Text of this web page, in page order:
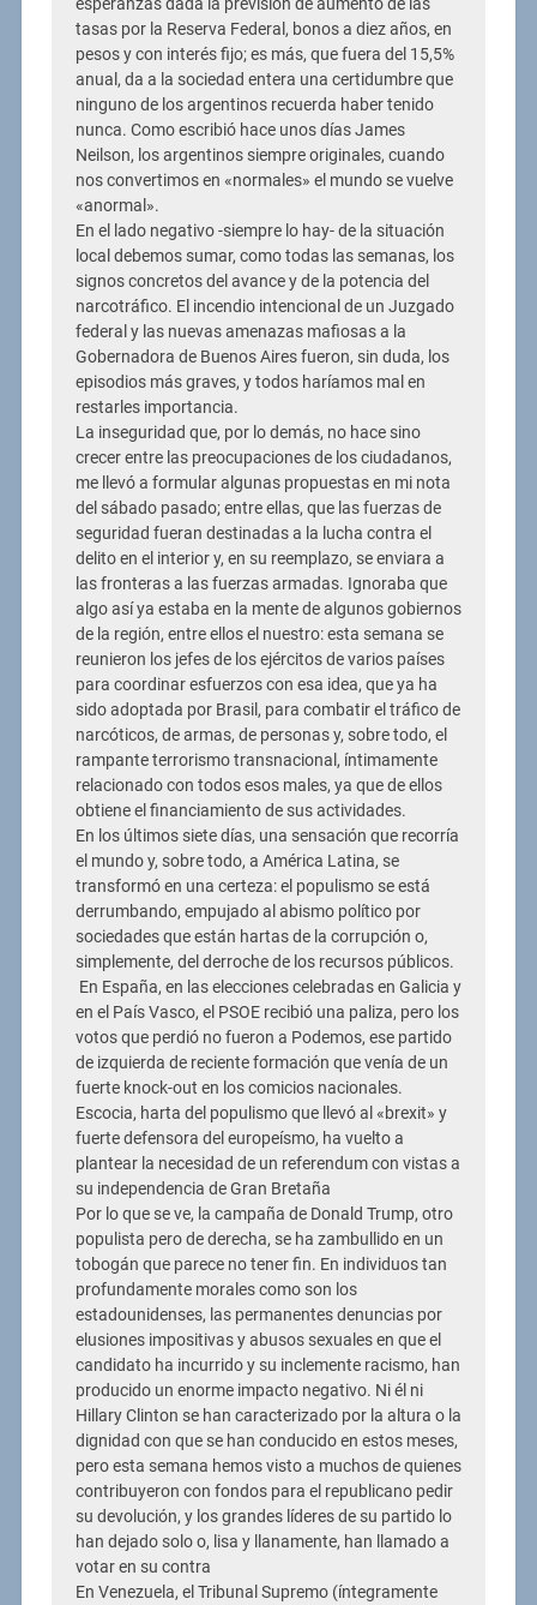
tasas por la Reserva Federal, bonos a diez años, en
pesos y con interés fijo; es más, que fuera del 15,5%
anual, da a la sociedad entera una certidumbre que
ninguno de los argentinos recuerda haber tenido
nunca. Como escribió hace unos días James
Neilson, los argentinos siempre originales, cuando
nos convertimos en «normales» el mundo se vuelve
«anormal».
En el lado negativo -siempre lo hay- de la situación
local debemos sumar, como todas las semanas, los
signos concretos del avance y de la potencia del
narcotráfico. El incendio intencional de un Juzgado
federal y las nuevas amenazas mafiosas a la
Gobernadora de Buenos Aires fueron, sin duda, los
episodios más graves, y todos haríamos mal en
restarles importancia.
La inseguridad que, por lo demás, no hace sino
crecer entre las preocupaciones de los ciudadanos,
me llevó a formular algunas propuestas en mi nota
del sábado pasado; entre ellas, que las fuerzas de
seguridad fueran destinadas a la lucha contra el
delito en el interior y, en su reemplazo, se enviara a
las fronteras a las fuerzas armadas. Ignoraba que
algo así ya estaba en la mente de algunos gobiernos
de la región, entre ellos el nuestro: esta semana se
reunieron los jefes de los ejércitos de varios países
para coordinar esfuerzos con esa idea, que ya ha
sido adoptada por Brasil, para combatir el tráfico de
narcóticos, de armas, de personas y, sobre todo, el
rampante terrorismo transnacional, íntimamente
relacionado con todos esos males, ya que de ellos
obtiene el financiamiento de sus actividades.
En los últimos siete días, una sensación que recorría
el mundo y, sobre todo, a América Latina, se
transformó en una certeza: el populismo se está
derrumbando, empujado al abismo político por
sociedades que están hartas de la corrupción o,
simplemente, del derroche de los recursos públicos.
En España, en las elecciones celebradas en Galicia y
en el País Vasco, el PSOE recibió una paliza, pero los
votos que perdió no fueron a Podemos, ese partido
de izquierda de reciente formación que venía de un
fuerte knock-out en los comicios nacionales.
Escocia, harta del populismo que llevó al «brexit» y
fuerte defensora del europeísmo, ha vuelto a
plantear la necesidad de un referendum con vistas a
su independencia de Gran Bretaña
Por lo que se ve, la campaña de Donald Trump, otro
populista pero de derecha, se ha zambullido en un
tobogán que parece no tener fin. En individuos tan
profundamente morales como son los
estadounidenses, las permanentes denuncias por
elusiones impositivas y abusos sexuales en que el
candidato ha incurrido y su inclemente racismo, han
producido un enorme impacto negativo. Ni él ni
Hillary Clinton se han caracterizado por la altura o la
dignidad con que se han conducido en estos meses,
pero esta semana hemos visto a muchos de quienes
contribuyeron con fondos para el republicano pedir
su devolución, y los grandes líderes de su partido lo
han dejado solo o, lisa y llanamente, han llamado a
votar en su contra
En Venezuela, el Tribunal Supremo (íntegramente